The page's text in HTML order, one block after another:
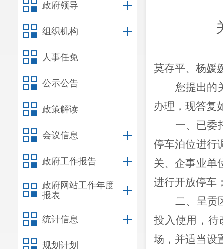
政府领导
组织机构
人事任免
公示公告
政策解读
会议信息
政府工作报告
政府网站工作年度
报表
统计信息
规划计划
莫存平、杨媛
您提出的
办理，现答复
一、 已委
停车泊位进行
关、企事业单
进行开放停车
二、 呈贡
投入使用，待
场，并适当设